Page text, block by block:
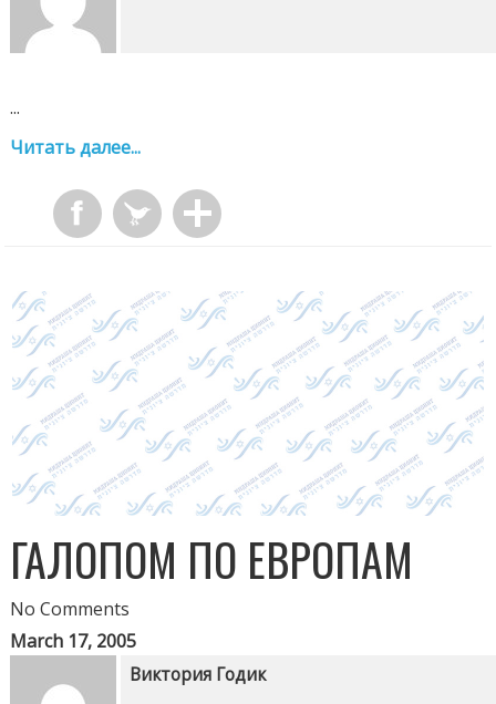
...
Читать далее...
ГАЛОПОМ ПО ЕВРОПАМ
No Comments
March 17, 2005
Виктория Годик